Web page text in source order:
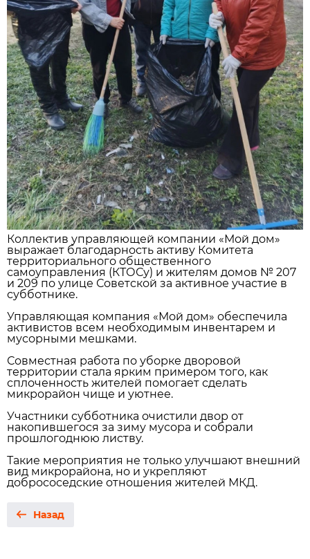
Коллектив управляющей компании «Мой дом»
выражает благодарность активу Комитета
территориального общественного
самоуправления (КТОСу) и жителям домов № 207
и 209 по улице Советской за активное участие в
субботнике.
Управляющая компания «Мой дом» обеспечила
активистов всем необходимым инвентарем и
мусорными мешками.
Совместная работа по уборке дворовой
территории стала ярким примером того, как
сплоченность жителей помогает сделать
микрорайон чище и уютнее.
Участники субботника очистили двор от
накопившегося за зиму мусора и собрали
прошлогоднюю листву.
Такие мероприятия не только улучшают внешний
вид микрорайона, но и укрепляют
добрососедские отношения жителей МКД.
Назад